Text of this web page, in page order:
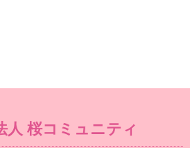
人 桜コミュニティ